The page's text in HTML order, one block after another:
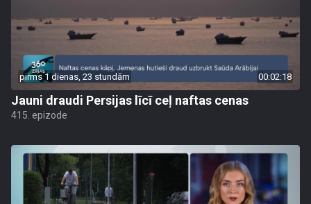
pirms 1 dienas, 23 stundām 00:02:18
Jauni draudi Persijas līcī ceļ naftas cenas
415. epizode